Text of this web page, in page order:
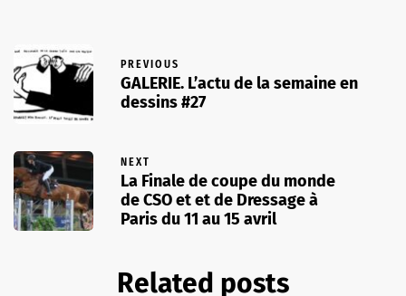
PREVIOUS
GALERIE. L’actu de la semaine en
dessins #27
NEXT
La Finale de coupe du monde
de CSO et et de Dressage à
Paris du 11 au 15 avril
Related posts